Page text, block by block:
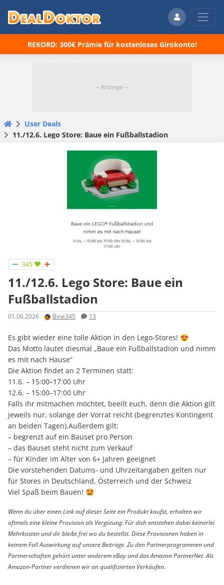
REKORD: 300€ Prämie für kostenloses Girokonto!
User Deals
11./12.6. Lego Store: Baue ein Fußballstadion
345
11./12.6. Lego Store: Baue ein
Fußballstadion
01.06.2026 Bine345 13
Es gibt wieder eine tolle Aktion in den Lego-Stores! 😍
Das Motto lautet diesmal „Baue ein Fußballstadion und nimm
es mit nach Hause“
Die Aktion findet an 2 Terminen statt:
11.6. – 15:00–17:00 Uhr
12.6. – 15:00–17:00 Uhr
Falls ihr mitmachen möchtet, beeilt euch, denn die Aktion gilt
jeweils nur, solange der Vorrat reicht (begrenztes Kontingent
an beiden Tagen).Außerdem gilt:
– begrenzt auf ein Bauset pro Person
– das Bauset steht nicht zum Verkauf
– für Kinder im Alter von 6+ Jahren geeignet
Die vorstehenden Datums- und Uhrzeitangaben gelten nur
für Stores in Deutschland, Österreich und der Schweiz
Viel Spaß beim Bauen! 🤩
Wenn du über einen Link auf dieser Seite ein Produkt kaufst, erhalten wir
oftmals eine kleine Provision als Vergütung. Für dich entstehen dabei keinerlei
Mehrkosten und dir bleibt frei wo du bestellst. Diese Provisionen haben in
keinem Fall Auswirkung auf unsere Beiträge. Zu den Partnerprogrammen und
Partnerschaften gehört unter anderem eBay und das Amazon PartnerNet. Als
Amazon-Partner verdienen wir an qualifizierten Verkäufen.